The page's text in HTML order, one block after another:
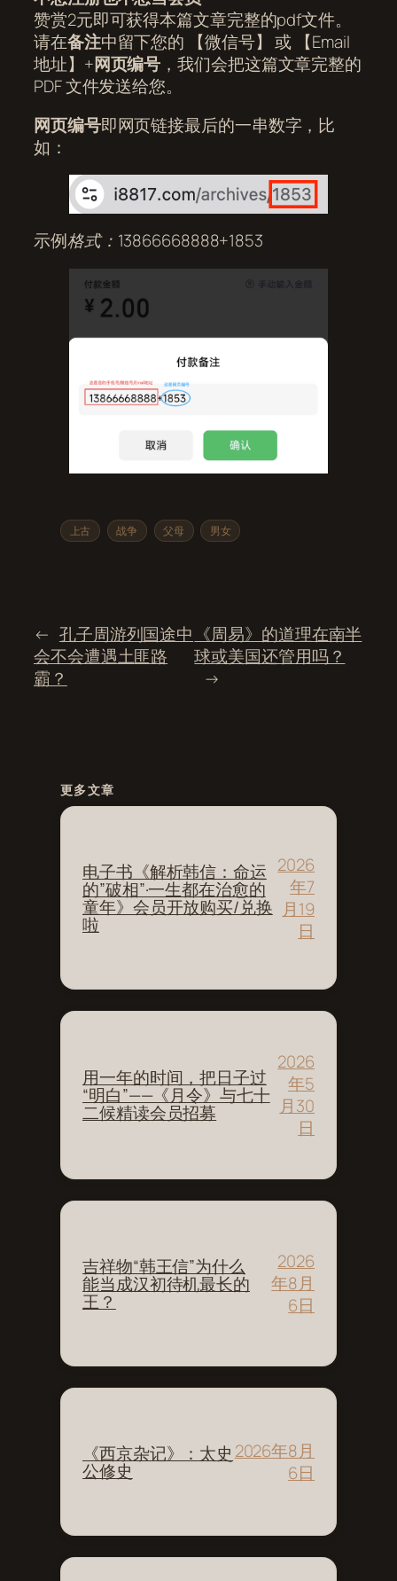
赞赏2元即可获得本篇文章完整的pdf文件。
请在备注中留下您的 【微信号】 或 【Email
地址】+网页编号 ，我们会把这篇文章完整的
PDF 文件发送给您。
网页编号即网页链接最后的一串数字，比
如：
示例格式：13866668888+1853
上古 战争 父母 男女
← 孔子周游列国途中
会不会遭遇土匪路
霸？
《周易》的道理在南半
球或美国还管用吗？
→
更多文章
电子书《解析韩信：命运
的”破相”·一生都在治愈的
童年》会员开放购买/兑换
啦
2026
年7
月19
日
用一年的时间，把日子过
“明白”——《月令》与七十
二候精读会员招募
2026
年5
月30
日
吉祥物“韩王信”为什么
能当成汉初待机最长的
王？
2026
年8月
6日
《西京杂记》：太史
公修史
2026年8月
6日